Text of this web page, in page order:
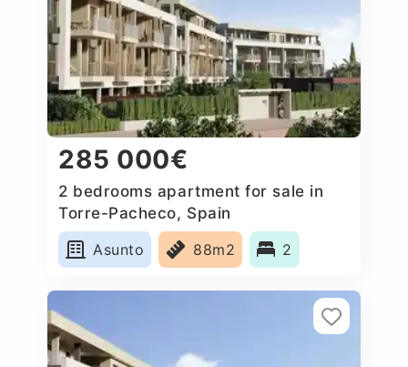
285 000€
2 bedrooms apartment for sale in
Torre-Pacheco, Spain
Asunto
88m2 2